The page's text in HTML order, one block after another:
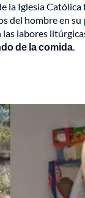
Iglesia Católica
del hombre en
las labores
de la comida.